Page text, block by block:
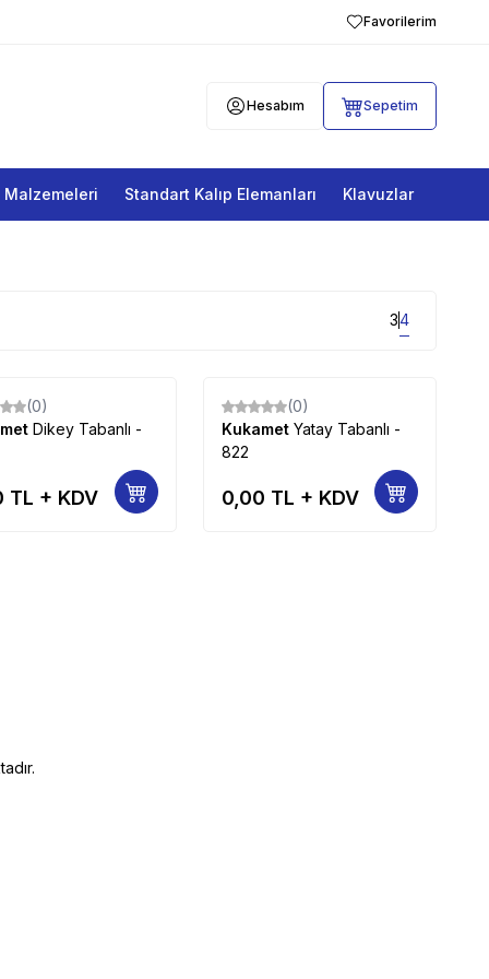
Favorilerim
Hesabım Sepetim
Malzemeleri Standart Kalıp Elemanları Klavuzlar
34
(0)
Dikey Tabanlı -
TL + KDV
(0)
Kukamet Yatay Tabanlı -
822
0,00 TL + KDV